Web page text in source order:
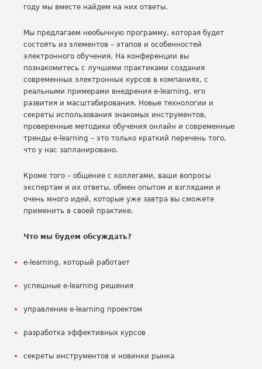
году мы вместе найдем на них ответы.
Мы предлагаем необычную программу, которая будет
состоять из элементов – этапов и особенностей
электронного обучения. На конференции вы
познакомитесь с лучшими практиками создания
современных электронных курсов в компаниях, с
реальными примерами внедрения e-learning, его
развития и масштабирования. Новые технологии и
секреты использования знакомых инструментов,
проверенные методики обучения онлайн и современные
тренды e-learning – это только краткий перечень того,
что у нас запланировано.
Кроме того – общение с коллегами, ваши вопросы
экспертам и их ответы, обмен опытом и взглядами и
очень много идей, которые уже завтра вы сможете
применить в своей практике.
Что мы будем обсуждать?
e-learning, который работает
успешные e-learning решения
управление e-learning проектом
разработка эффективных курсов
секреты инструментов и новинки рынка